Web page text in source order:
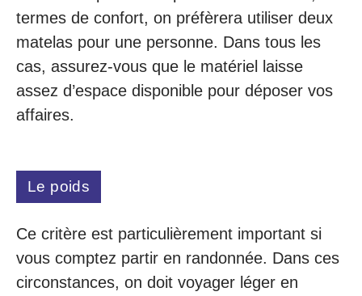
termes de confort, on préfèrera utiliser deux
matelas pour une personne. Dans tous les
cas, assurez-vous que le matériel laisse
assez d’espace disponible pour déposer vos
affaires.
Le poids
Ce critère est particulièrement important si
vous comptez partir en randonnée. Dans ces
circonstances, on doit voyager léger en